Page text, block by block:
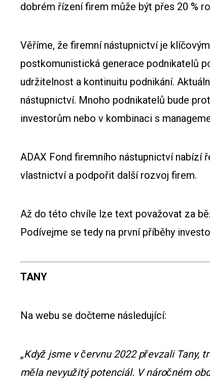
dobrém řízení firem může být přes 20 %
Věříme, že firemní nástupnictví je
postkomunistická generace podnikatelů
udržitelnost a kontinuitu podnikání.
nástupnictví. Mnoho podnikatelů bude
investorům nebo v kombinaci s
ADAX Fond firemního nástupnictví nabízí
vlastnictví a podpořit další rozvoj firem.
Až do této chvíle lze text považovat za
Podívejme se tedy na první příběhy
TANY
Na webu se dočteme následující:
„Když jsme v červnu 2022 převzali Tany,
měla nevyužitý potenciál. V náročném